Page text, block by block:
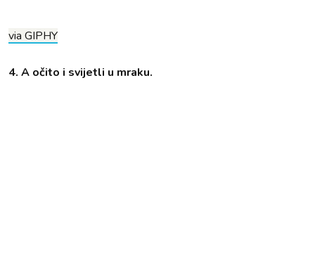
via GIPHY
4. A očito i svijetli u mraku.